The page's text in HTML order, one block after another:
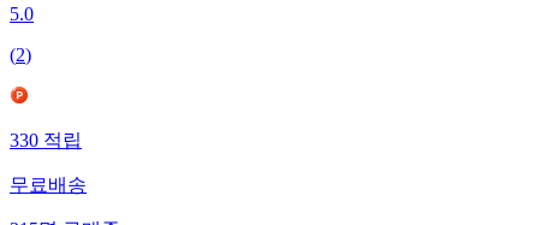
5.0
(2)
330적립
무료배송